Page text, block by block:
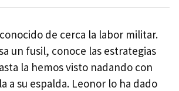
de cerca la labor militar.
un fusil, conoce las estrategias
la hemos visto nadando con
a su espalda. Leonor lo ha dado